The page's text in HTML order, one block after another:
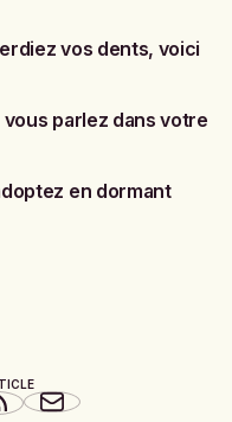
vos dents, voici
parlez dans votre
en dormant